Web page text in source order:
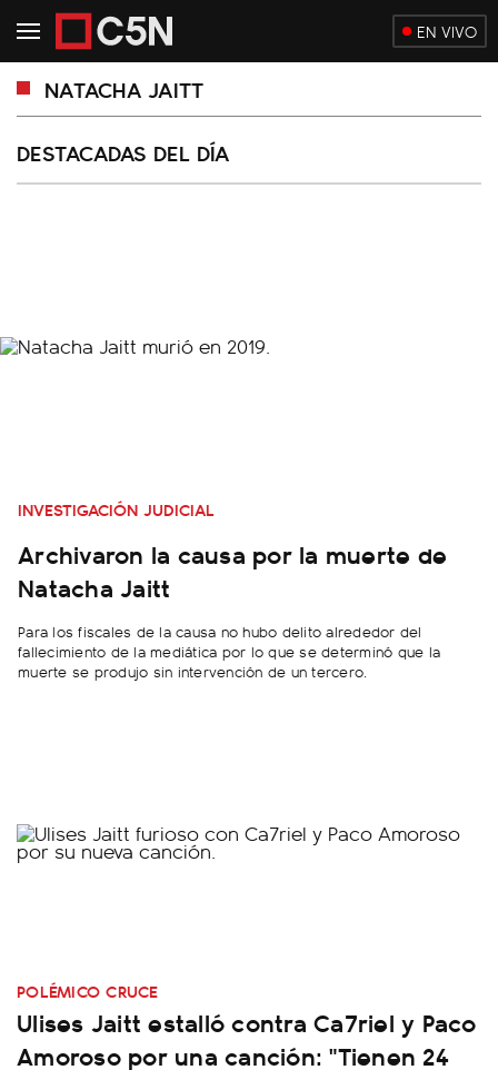
EN VIVO
NATACHA JAITT
DESTACADAS DEL DÍA
INVESTIGACIÓN JUDICIAL
Archivaron la causa por la muerte de
Natacha Jaitt
Para los fiscales de la causa no hubo delito alrededor del
fallecimiento de la mediática por lo que se determinó que la
muerte se produjo sin intervención de un tercero.
POLÉMICO CRUCE
Ulises Jaitt estalló contra Ca7riel y Paco
Amoroso por una canción: "Tienen 24